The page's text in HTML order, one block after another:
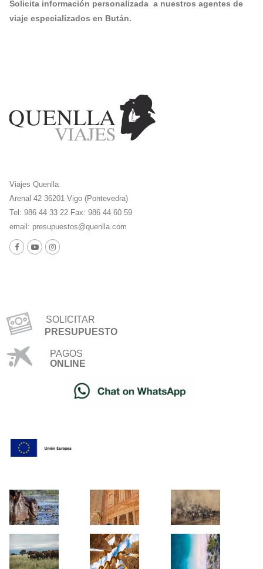
Solicita información personalizada a nuestros agentes de
viaje especializados en Bután.
Viajes Quenlla
Arenal 42 36201 Vigo (Pontevedra)
Tel: 986 44 33 22 Fax: 986 44 60 59
email: presupuestos@quenlla.com
SOLICITAR
PRESUPUESTO
PAGOS
ONLINE